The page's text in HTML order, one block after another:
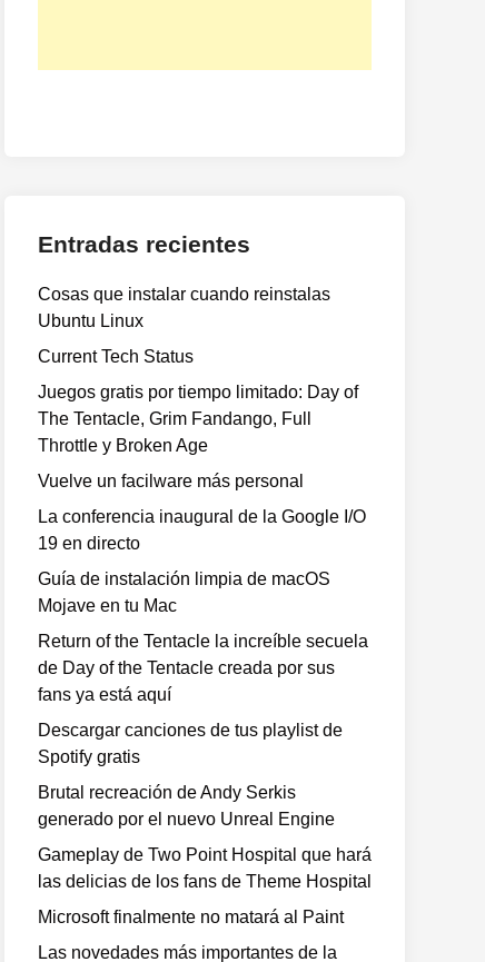
Entradas recientes
Cosas que instalar cuando reinstalas
Ubuntu Linux
Current Tech Status
Juegos gratis por tiempo limitado: Day of
The Tentacle, Grim Fandango, Full
Throttle y Broken Age
Vuelve un facilware más personal
La conferencia inaugural de la Google I/O
19 en directo
Guía de instalación limpia de macOS
Mojave en tu Mac
Return of the Tentacle la increíble secuela
de Day of the Tentacle creada por sus
fans ya está aquí
Descargar canciones de tus playlist de
Spotify gratis
Brutal recreación de Andy Serkis
generado por el nuevo Unreal Engine
Gameplay de Two Point Hospital que hará
las delicias de los fans de Theme Hospital
Microsoft finalmente no matará al Paint
Las novedades más importantes de la